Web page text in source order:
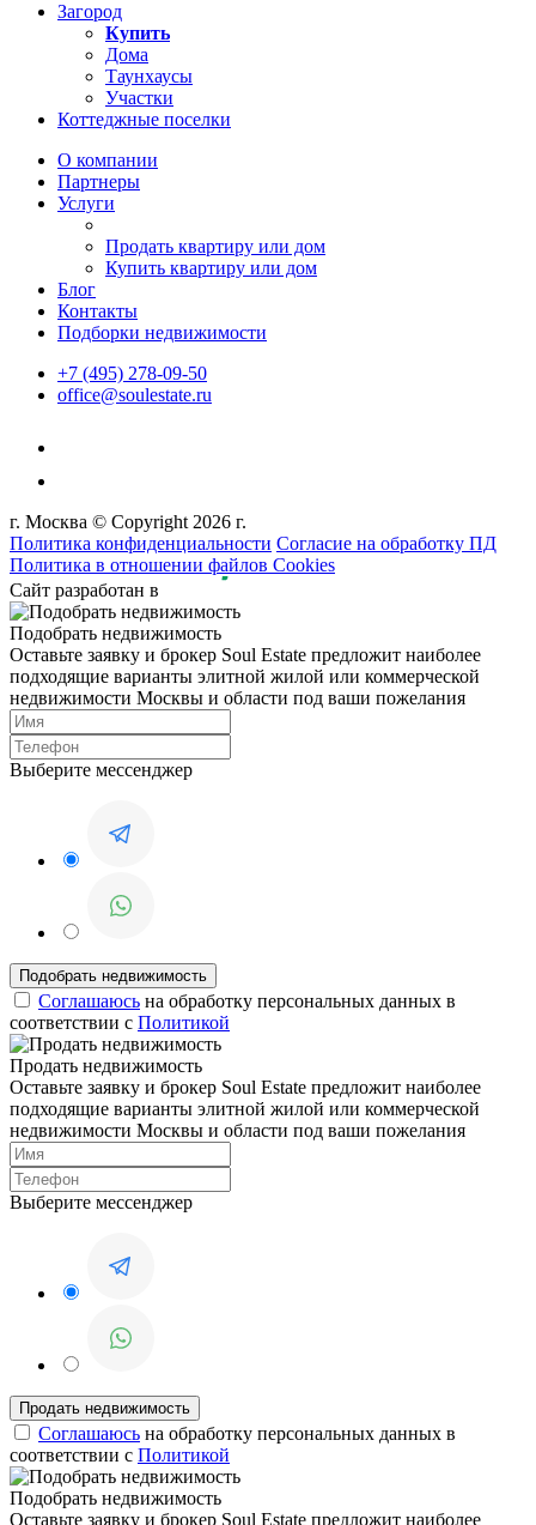
Загород
Купить
Дома
Таунхаусы
Участки
Коттеджные поселки
О компании
Партнеры
Услуги
Продать квартиру или дом
Купить квартиру или дом
Блог
Контакты
Подборки недвижимости
+7 (495) 278-09-50
office@soulestate.ru
г. Москва © Copyright 2026 г.
Политика конфиденциальности Согласие на обработку ПД
Политика в отношении файлов Cookies
Сайт разработан в
Подобрать недвижимость
Оставьте заявку и брокер Soul Estate предложит наиболее
подходящие варианты элитной жилой или коммерческой
недвижимости Москвы и области под ваши пожелания
Выберите мессенджер
Соглашаюсь на обработку персональных данных в
соответствии с Политикой
Продать недвижимость
Оставьте заявку и брокер Soul Estate предложит наиболее
подходящие варианты элитной жилой или коммерческой
недвижимости Москвы и области под ваши пожелания
Выберите мессенджер
Соглашаюсь на обработку персональных данных в
соответствии с Политикой
Подобрать недвижимость
Оставьте заявку и брокер Soul Estate предложит наиболее